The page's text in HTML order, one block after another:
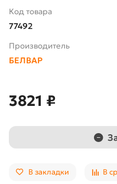
Код товара
77492
Производитель
БЕЛВАР
3821 ₽
В закладки В